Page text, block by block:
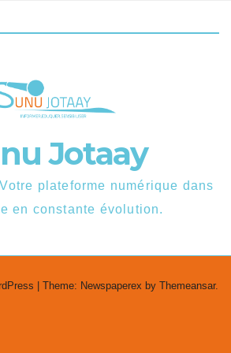
Jotaay
plateforme numérique dans
en constante évolution.
Theme: Newspaperex by Themeansar.